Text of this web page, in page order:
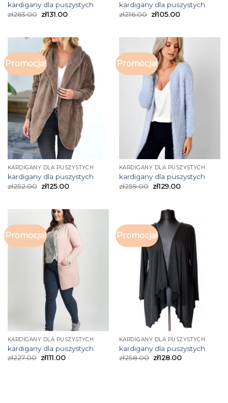
kardigany dla puszystych
zł263.00 zł131.00
kardigany dla puszystych
zł216.00 zł105.00
Promocja!
KARDIGANY DLA PUSZYSTYCH
kardigany dla puszystych
zł252.00 zł125.00
Promocja!
KARDIGANY DLA PUSZYSTYCH
kardigany dla puszystych
zł259.00 zł129.00
Promocja!
KARDIGANY DLA PUSZYSTYCH
kardigany dla puszystych
zł227.00 zł111.00
Promocja!
KARDIGANY DLA PUSZYSTYCH
kardigany dla puszystych
zł258.00 zł128.00